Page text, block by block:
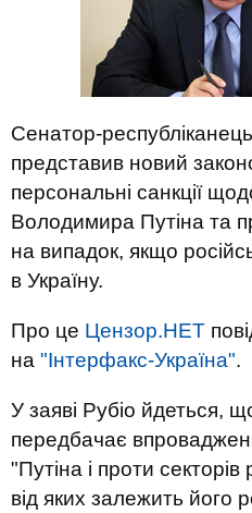
Сенатор-
представив новий
персональні санкції
Володимира Путіна та
на випадок, якщо
в Україну.
Про це Цензор.НЕТ
на "Інтерфакс-Україна".
У заяві Рубіо йдеться,
передбачає
"Путіна і проти секторів
від яких залежить його